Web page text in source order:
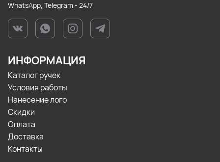
WhatsApp, Telegram - 24/7
ИНФОРМАЦИЯ
Каталог ручек
Условия работы
Нанесение лого
Скидки
Оплата
Доставка
Контакты